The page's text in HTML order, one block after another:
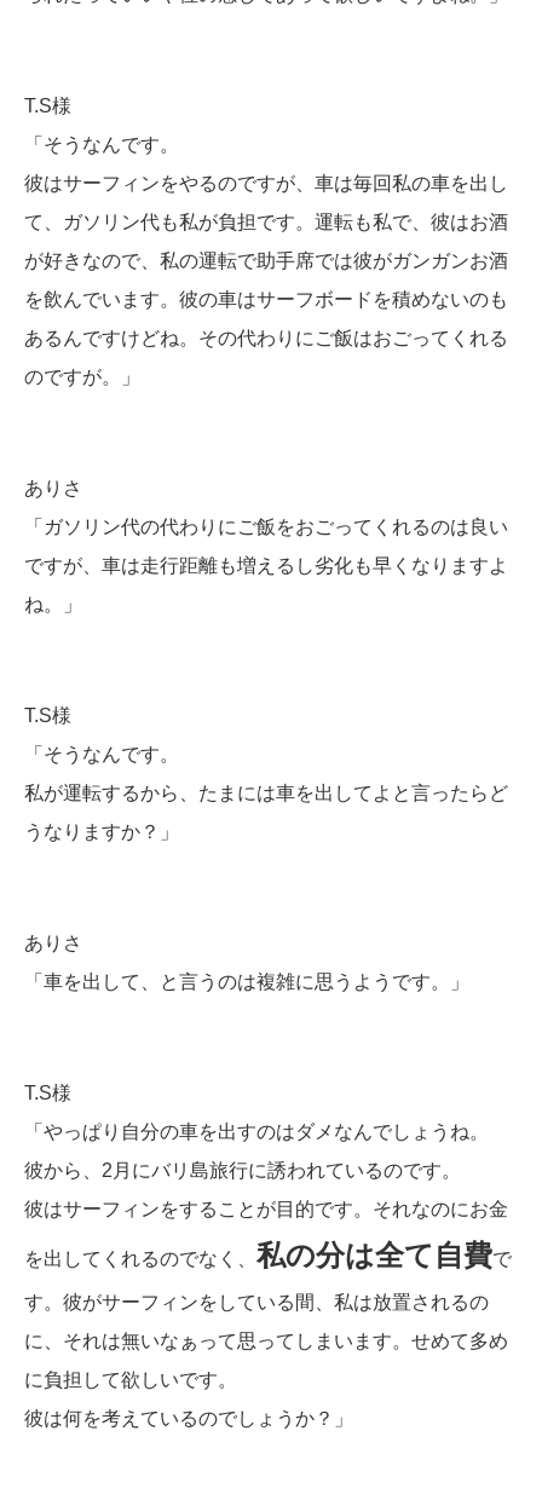
T.S様
「そうなんです。
彼はサーフィンをやるのですが、車は毎回私の車を出し
て、ガソリン代も私が負担です。運転も私で、彼はお酒
が好きなので、私の運転で助手席では彼がガンガンお酒
を飲んでいます。彼の車はサーフボードを積めないのも
あるんですけどね。その代わりにご飯はおごってくれる
のですが。」
ありさ
「ガソリン代の代わりにご飯をおごってくれるのは良い
ですが、車は走行距離も増えるし劣化も早くなりますよ
ね。」
T.S様
「そうなんです。
私が運転するから、たまには車を出してよと言ったらど
うなりますか？ 」
ありさ
「車を出して、と言うのは複雑に思うようです。」
T.S様
「やっぱり自分の車を出すのはダメなんでしょうね。
彼から、2月にバリ島旅行に誘われているのです。
彼はサーフィンをすることが目的です。それなのにお金
を出してくれるのでなく、 私の分は全て自費で
す。彼がサーフィンをしている間、私は放置されるの
に、それは無いなぁって思ってしまいます。せめて多め
に負担して欲しいです。
彼は何を考えているのでしょうか？」